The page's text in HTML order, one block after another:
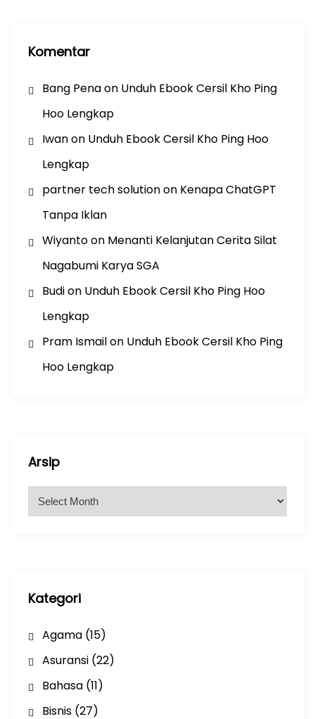
Komentar
Bang Penaon Unduh Ebook Cersil Kho Ping
Hoo Lengkap
Iwanon Unduh Ebook Cersil Kho Ping Hoo
Lengkap
partner tech solutionon Kenapa ChatGPT
Tanpa Iklan
Wiyantoon Menanti Kelanjutan Cerita Silat
Nagabumi Karya SGA
Budion Unduh Ebook Cersil Kho Ping Hoo
Lengkap
Pram Ismailon Unduh Ebook Cersil Kho Ping
Hoo Lengkap
Arsip
Kategori
Agama(15)
Asuransi(22)
Bahasa(11)
Bisnis(27)